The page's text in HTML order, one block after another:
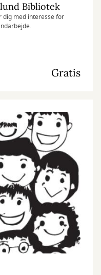
Bibliotek
med interesse for
Gratis